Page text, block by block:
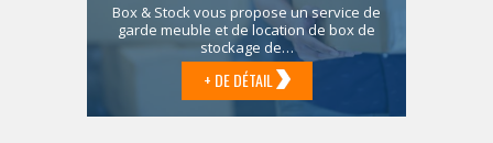
Box & Stock vous propose un service de
garde meuble et de location de box de
stockage de…
+ DE DÉTAIL